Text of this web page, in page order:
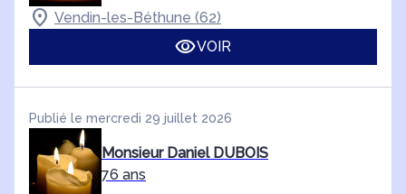
Vendin-les-Béthune (62)
VOIR
Publié le mercredi 29 juillet 2026
Monsieur Daniel DUBOIS
76 ans